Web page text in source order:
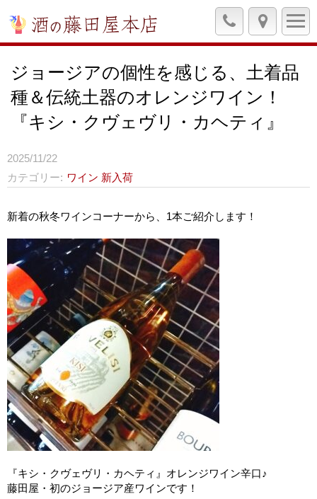
ジョージアの個性を感じる、土着品
種＆伝統土器のオレンジワイン！
『キシ・クヴェヴリ・カヘティ』
2025/11/22
カテゴリー
ワイン 新入荷
新着の秋冬ワインコーナーから、1本ご紹介します！
『キシ・クヴェヴリ・カヘティ』オレンジワイン辛口♪
藤田屋・初のジョージア産ワインです！